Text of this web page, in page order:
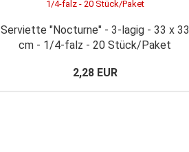
Serviette "Nocturne" - 3-lagig - 33 x 33
cm - 1/4-falz - 20 Stück/Paket
2,28 EUR